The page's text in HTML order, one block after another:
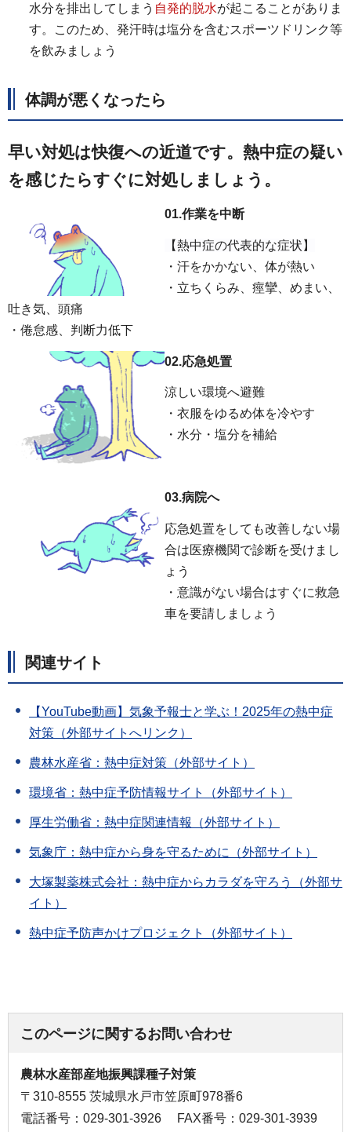
水分を排出してしまう 自発的脱水が起こることがありま
す。このため、発汗時は塩分を含むスポーツドリンク等
を飲みましょう
体調が悪くなったら
早い対処は快復への近道です。熱中症の疑い
を感じたらすぐに対処しましょう。
01.作業を中断
【熱中症の代表的な症状】
・汗をかかない、体が熱い
・立ちくらみ、痙攣、めまい、
吐き気、頭痛
・倦怠感、判断力低下
02.応急処置
涼しい環境へ避難
・衣服をゆるめ体を冷やす
・水分・塩分を補給
03.病院へ
応急処置をしても改善しない場
合は医療機関で診断を受けまし
ょう
・意識がない場合はすぐに救急
車を要請しましょう
関連サイト
【YouTube動画】気象予報士と学ぶ！2025年の熱中症
対策（外部サイトへリンク）
農林水産省：熱中症対策（外部サイト）
環境省：熱中症予防情報サイト（外部サイト）
厚生労働省：熱中症関連情報（外部サイト）
気象庁：熱中症から身を守るために（外部サイト）
大塚製薬株式会社：熱中症からカラダを守ろう（外部サ
イト）
熱中症予防声かけプロジェクト（外部サイト）
このページに関するお問い合わせ
農林水産部産地振興課種子対策
〒310-8555 茨城県水戸市笠原町978番6
電話番号：029-301-3926
FAX番号：029-301-3939